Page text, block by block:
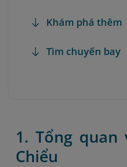
Khám phá thêm
Tìm chuyến bay
1. Tổng quan
Chiểu